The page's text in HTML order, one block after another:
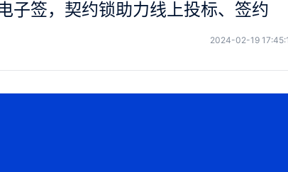
子签，契约锁助力线上投标、签约
2024-02-19